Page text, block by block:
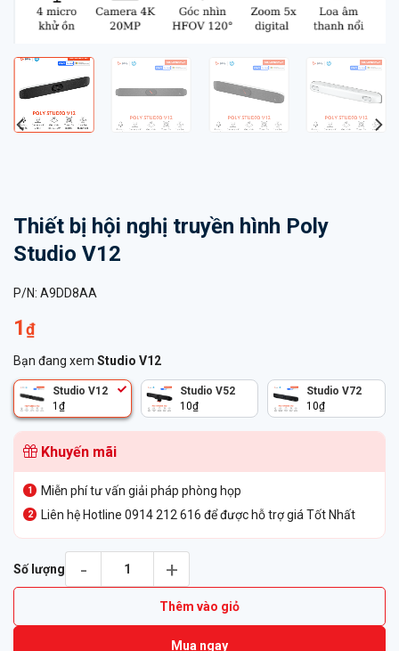
Thiết bị hội nghị truyền hình Poly
Studio V12
P/N: A9DD8AA
1₫
Bạn đang xem Studio V12
Studio V12
1 ₫
Studio V52
10₫
Studio V72
10₫
Khuyến mãi
Miễn phí tư vấn giải pháp phòng họp
Liên hệ Hotline 0914 212 616 để được hỗ trợ giá Tốt Nhất
Số lượng
Thêm vào giỏ
Mua ngay